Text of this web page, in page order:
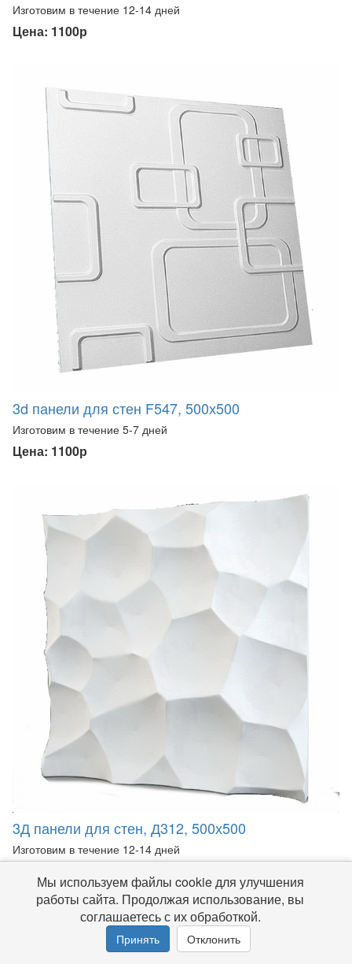
Изготовим в течение 12-14 дней
Цена: 1100р
3d панели для стен F547, 500х500
Изготовим в течение 5-7 дней
Цена: 1100р
3Д панели для стен, Д312, 500х500
Изготовим в течение 12-14 дней
Мы используем файлы cookie для улучшения
работы сайта. Продолжая использование, вы
соглашаетесь с их обработкой.
Принять Отклонить